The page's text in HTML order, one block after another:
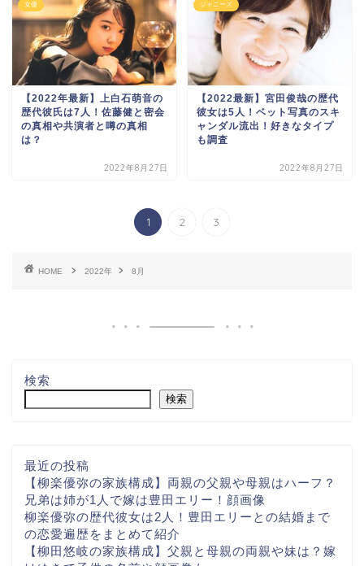
女優
【2022年最新】上白石萌音の
歴代彼氏は7人！佐藤健と密会
の真相や共演者と噂の真相
は？
2022年8月27日
ジャニーズ
【2022最新】宮田俊哉の歴代
彼女は5人！ベット写真のスキ
ャンダル流出！好きなタイプ
も調査
2022年8月27日
1 2 3
HOME 2022年 8月
検索
検索
最近の投稿
【柳楽優弥の家族構成】両親の父親や母親はハーフ？
兄弟は姉が1人で嫁は豊田エリー！顔画像
柳楽優弥の歴代彼女は2人！豊田エリーとの結婚まで
の恋愛遍歴をまとめて紹介
【柳田悠岐の家族構成】父親と母親の両親や妹は？嫁